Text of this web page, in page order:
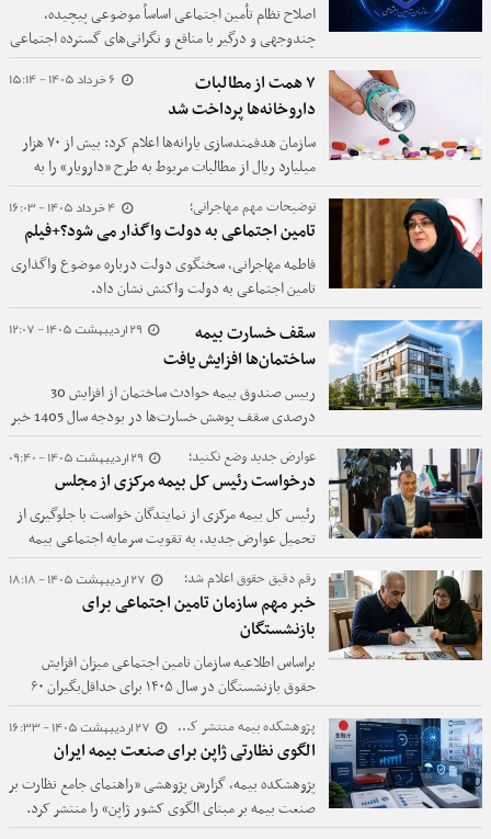
اصلاح نظام تأمین اجتماعی اساساً موضوعی پیچیده،
چندوجهی و درگیر با منافع و نگرانی‌های گسترده اجتماعی
است.
6 خرداد 1405 - 15:14
۷ همت از مطالبات
داروخانه‌ها پرداخت شد
سازمان هدفمندسازی یارانه‌ها اعلام کرد: بیش از ۷۰ هزار
میلیارد ریال از مطالبات مربوط به طرح «دارویار» را به
حساب داروخانه‌ها و مراکز درمانی به‌عنوان ذی‌نفعان
نهایی پرداخت شد.
4 خرداد 1405 - 16:03 توضیحات مهم مهاجرانی؛
تامین اجتماعی به دولت واگذار می شود؟+فیلم
فاطمه مهاجرانی، سخنگوی دولت درباره موضوع واگذاری
تامین اجتماعی به دولت واکنش نشان داد.
29 اردیبهشت 1405 - 12:07
سقف خسارت بیمه
ساختمان‌ها افزایش یافت
رییس صندوق بیمه حوادث ساختمان از افزایش 30
درصدی سقف پوشش خسارت‌ها در بودجه سال 1405 خبر
داد.
29 اردیبهشت 1405 - 09:40 عوارض جدید وضع نکنید؛
درخواست رئیس کل بیمه مرکزی از مجلس
رئیس کل بیمه مرکزی از نمایندگان خواست با جلوگیری از
تحمیل عوارض جدید، به تقویت سرمایه اجتماعی بیمه
کمک کنند.
27 اردیبهشت 1405 - 18:18 رقم دقیق حقوق اعلام شد؛
خبر مهم سازمان تامین اجتماعی برای
بازنشستگان
براساس اطلاعیه سازمان تامین اجتماعی میزان افزایش
حقوق بازنشستگان در سال ۱۴۰۵ برای حداقل‌بگیران ۶۰
درصد و برای سایر سطوح ۴۵ درصد به علاوه مبلغ ثابت
یک میلیون و ۵۵۸ هزار تومان خواهد بود.
27 اردیبهشت 1405 - 16:33 پژوهشکده بیمه منتشر کرد؛
الگوی نظارتی ژاپن برای صنعت بیمه ایران
پژوهشکده بیمه، گزارش پژوهشی «راهنمای جامع نظارت بر
صنعت بیمه بر مبنای الگوی کشور ژاپن» را منتشر کرد.